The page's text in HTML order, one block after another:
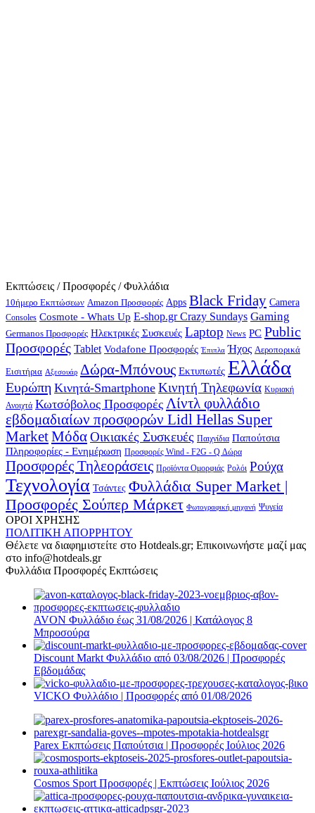
Εκπτώσεις / Προσφορές / Φυλλάδια
10ήμερο Εκπτώσεων Amazon Προσφορές Apps Black Friday Camera
Consoles Cosmote - Whats Up E-shop.gr Crazy Sundays Gaming
Germanos Προσφορές Hλεκτρικές Συσκευές Laptop News PC Public
Προσφορές Tablet Vodafone Προσφορές Έπιπλα Ήχος Αεροπορικά
Εισιτήρια Αξεσουάρ Δώρα-Μπόνους Εκτυπωτές Ελλάδα
Ευρώπη Κινητά-Smartphone Κινητή Τηλεφωνία Κυριακή
Ανοιχτά Κωτσόβολος Προσφορές Λίντλ φυλλάδιο
εβδομαδιαίων προσφορών Lidl Hellas Super
MarketΜόδαΟικιακές Συσκευές Παιχνίδια Παπούτσια
Πληροφορίες - Ενημέρωση Προσφορές Wind - F2G - Q Δώρα
Προσφορές Τηλεοράσεις Προϊόντα Ομορφιάς Ρολόι Ρούχα
Τεχνολογία Τσάντες Φυλλάδια Super Market |
Προσφορές Σούπερ Μάρκετ Φωτογραφική μηχανή Ψυγεία
ΟΡΟΙ ΧΡΗΣΗΣ
ΠΟΛΙΤΙΚΗ ΑΠΟΡΡΗΤΟΥ
Θέλετε να διαφημιστείτε στο Hotdeals.gr; Επικοινωνήστε μαζί μας
στο info@hotdeals.gr
Φυλλάδια Προσφορές Εκπτώσεις
AVON Φυλλάδιο έως 31/08/2026 | Κατάλογος 8
Μπροσούρα
Discount Markt Φυλλάδιο από 03/08/2026 | Προσφορές
Εβδομάδας
VICKO Φυλλάδιο | Προσφορές από 01/08/2026
Parex Εκπτώσεις Παπούτσια | Προσφορές Ιούλιος 2026
Cosmos Sport Προσφορές | Εκπτώσεις Ιούλιος 2026